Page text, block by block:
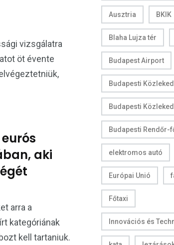
vizsgálatra
öt évente
aki
arra a
kategóriának
kell tartaniuk.
Ausztria BKIK
Blaha Lujza tér
Budapest Airport
Budapesti
Budapesti
Budapesti Rendőr-
elektromos autó
Európai Unió
Főtaxi
Innovációs és